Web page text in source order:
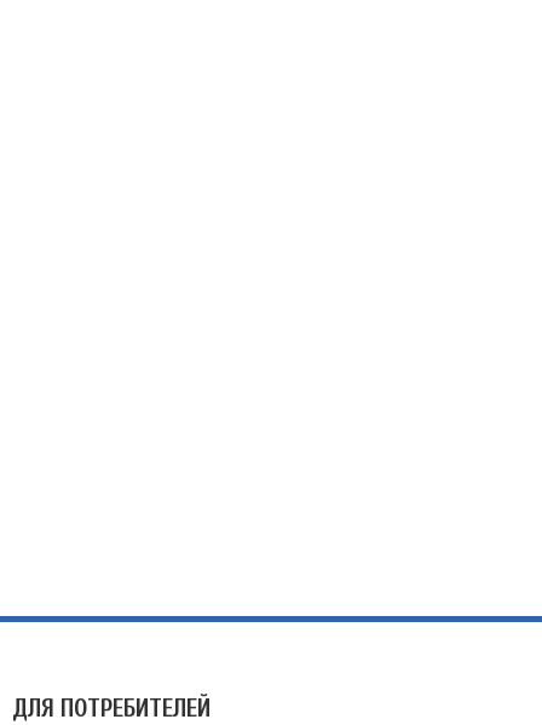
ДЛЯ ПОТРЕБИТЕЛЕЙ